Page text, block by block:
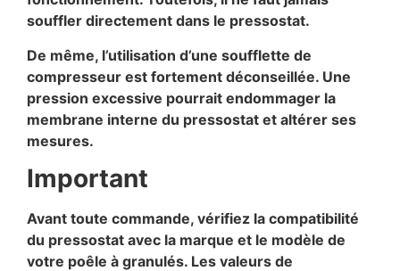
souffler directement dans le pressostat.
De même, l’utilisation d’une soufflette de
compresseur est fortement déconseillée. Une
pression excessive pourrait endommager la
membrane interne du pressostat et altérer ses
mesures.
Important
Avant toute commande, vérifiez la compatibilité
du pressostat avec la marque et le modèle de
votre poêle à granulés. Les valeurs de